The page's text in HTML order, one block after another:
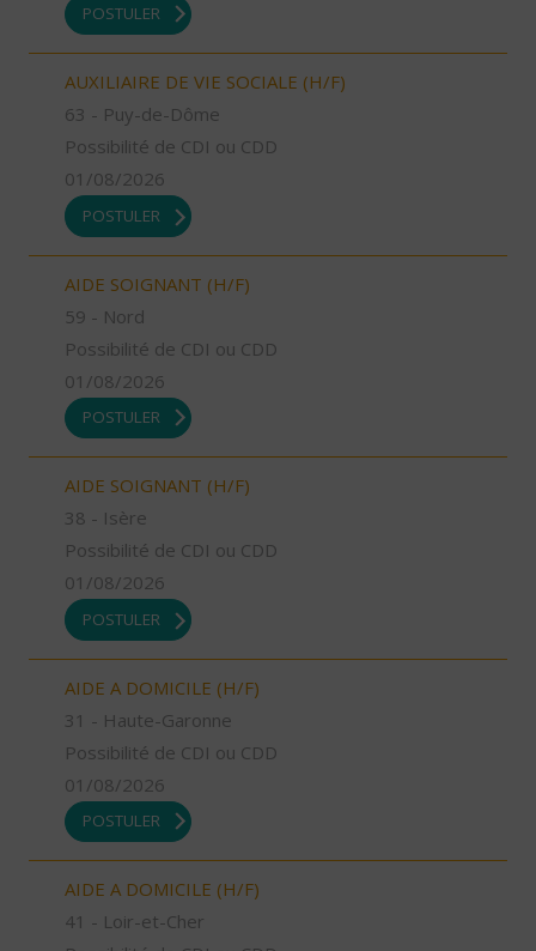
POSTULER
AUXILIAIRE DE VIE SOCIALE (H/F)
63 - Puy-de-Dôme
Possibilité de CDI ou CDD
01/08/2026
POSTULER
AIDE SOIGNANT (H/F)
59 - Nord
Possibilité de CDI ou CDD
01/08/2026
POSTULER
AIDE SOIGNANT (H/F)
38 - Isère
Possibilité de CDI ou CDD
01/08/2026
POSTULER
AIDE A DOMICILE (H/F)
31 - Haute-Garonne
Possibilité de CDI ou CDD
01/08/2026
POSTULER
AIDE A DOMICILE (H/F)
41 - Loir-et-Cher